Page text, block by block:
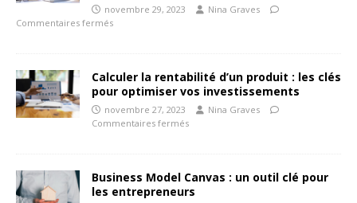
novembre 29, 2023
Nina Graves
Commentaires fermés
Calculer la rentabilité d’un produit : les clés
pour optimiser vos investissements
novembre 27, 2023
Nina Graves
Commentaires fermés
Business Model Canvas : un outil clé pour
les entrepreneurs